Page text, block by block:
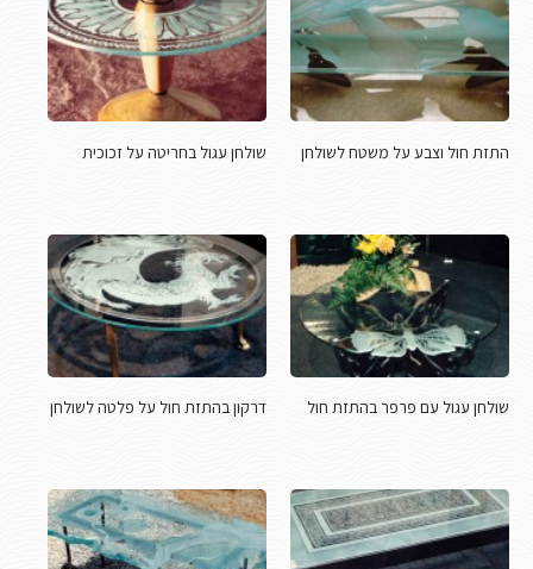
התזת חול וצבע על משטח לשולחן שולחן עגול בחריטה על זכוכית
שולחן עגול עם פרפר בהתזת חול דרקון בהתזת חול על פלטה לשולחן